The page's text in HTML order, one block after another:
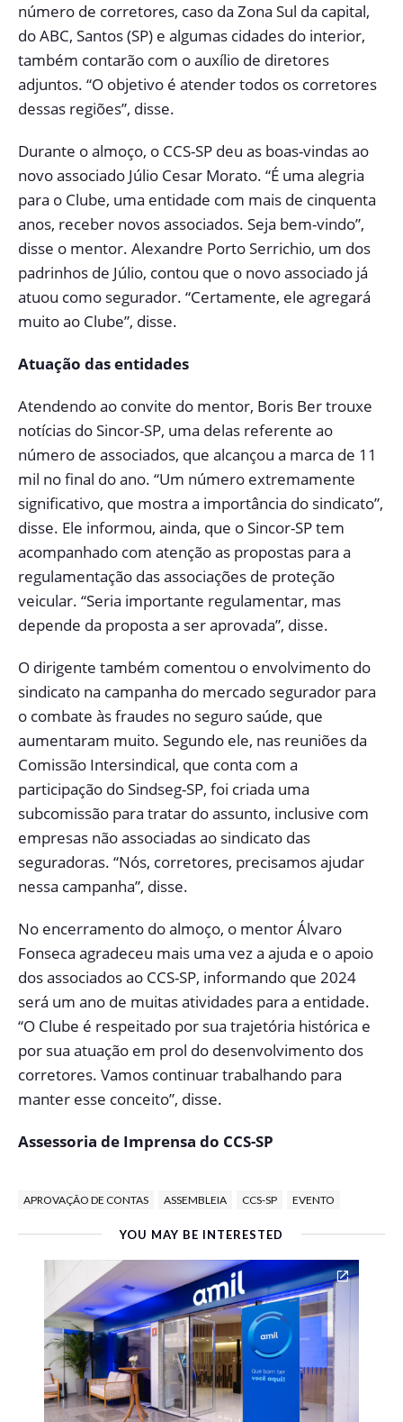
número de corretores, caso da Zona Sul da capital,
do ABC, Santos (SP) e algumas cidades do interior,
também contarão com o auxílio de diretores
adjuntos. “O objetivo é atender todos os corretores
dessas regiões”, disse.
Durante o almoço, o CCS-SP deu as boas-vindas ao
novo associado Júlio Cesar Morato. “É uma alegria
para o Clube, uma entidade com mais de cinquenta
anos, receber novos associados. Seja bem-vindo”,
disse o mentor. Alexandre Porto Serrichio, um dos
padrinhos de Júlio, contou que o novo associado já
atuou como segurador. “Certamente, ele agregará
muito ao Clube”, disse.
Atuação das entidades
Atendendo ao convite do mentor, Boris Ber trouxe
notícias do Sincor-SP, uma delas referente ao
número de associados, que alcançou a marca de 11
mil no final do ano. “Um número extremamente
significativo, que mostra a importância do sindicato”,
disse. Ele informou, ainda, que o Sincor-SP tem
acompanhado com atenção as propostas para a
regulamentação das associações de proteção
veicular. “Seria importante regulamentar, mas
depende da proposta a ser aprovada”, disse.
O dirigente também comentou o envolvimento do
sindicato na campanha do mercado segurador para
o combate às fraudes no seguro saúde, que
aumentaram muito. Segundo ele, nas reuniões da
Comissão Intersindical, que conta com a
participação do Sindseg-SP, foi criada uma
subcomissão para tratar do assunto, inclusive com
empresas não associadas ao sindicato das
seguradoras. “Nós, corretores, precisamos ajudar
nessa campanha”, disse.
No encerramento do almoço, o mentor Álvaro
Fonseca agradeceu mais uma vez a ajuda e o apoio
dos associados ao CCS-SP, informando que 2024
será um ano de muitas atividades para a entidade.
“O Clube é respeitado por sua trajetória histórica e
por sua atuação em prol do desenvolvimento dos
corretores. Vamos continuar trabalhando para
manter esse conceito”, disse.
Assessoria de Imprensa do CCS-SP
APROVAÇÃO DE CONTAS ASSEMBLEIA CCS-SP EVENTO
YOU MAY BE INTERESTED